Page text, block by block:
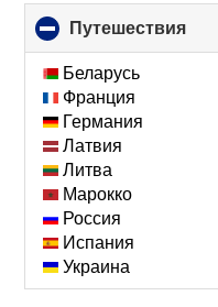
Путешествия
to
Беларусь
Франция
Германия
Латвия
Литва
Марокко
Россия
Испания
Украина